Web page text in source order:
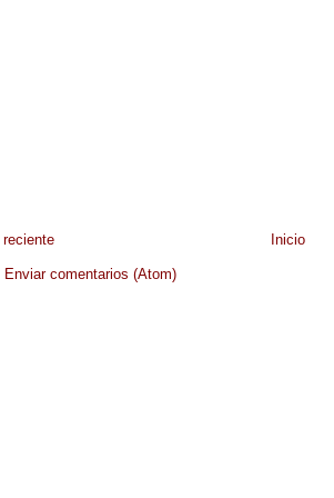
Inicio
Enviar comentarios (Atom)